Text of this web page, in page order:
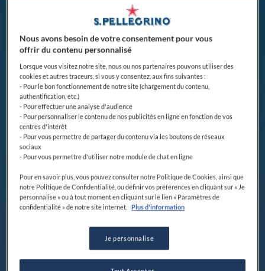
Nous avons besoin de votre consentement pour vous
offrir du contenu personnalisé
Lorsque vous visitez notre site, nous ou nos partenaires pouvons utiliser des
cookies et autres traceurs, si vous y consentez, aux fins suivantes :
- Pour le bon fonctionnement de notre site (chargement du contenu,
authentification, etc.)
- Pour effectuer une analyse d'audience
- Pour personnaliser le contenu de nos publicités en ligne en fonction de vos
centres d'intérêt
- Pour vous permettre de partager du contenu via les boutons de réseaux
sociaux
- Pour vous permettre d'utiliser notre module de chat en ligne
Pour en savoir plus, vous pouvez consulter notre Politique de Cookies, ainsi que
notre Politique de Confidentialité, ou définir vos préférences en cliquant sur « Je
personnalise » ou à tout moment en cliquant sur le lien « Paramètres de
confidentialité » de notre site internet.
Plus d'information
Je personnalise